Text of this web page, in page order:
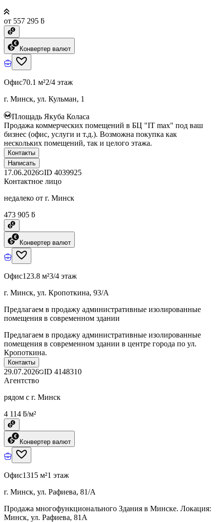
от 557 295 ƃ
Конвертер валют
Офис70.1 м²2/4 этаж
г. Минск, ул. Кульман, 1
Площадь Якуба Коласа
Продажа коммерческих помещений в БЦ "IT max" под ваш
бизнес (офис, услуги и т.д.). Возможна покупка как
нескольких помещений, так и целого этажа.
Контакты
Написать
17.06.2026 ID 4039925
Контактное лицо
недалеко от г. Минск
473 905 ƃ
Конвертер валют
Офис123.8 м²3/4 этаж
г. Минск, ул. Кропоткина, 93/А
Предлагаем в продажу административные изолированные
помещения в современном здании
Предлагаем в продажу административные изолированные
помещения в современном здании в центре города по ул.
Кропоткина.
Контакты
29.07.2026 ID 4148310
Агентство
рядом с г. Минск
4 114 ƃ/м²
Конвертер валют
Офис1315 м²1 этаж
г. Минск, ул. Рафиева, 81/А
Продажа многофункционального Здания в Минске. Локация:
Минск, ул. Рафиева, 81А